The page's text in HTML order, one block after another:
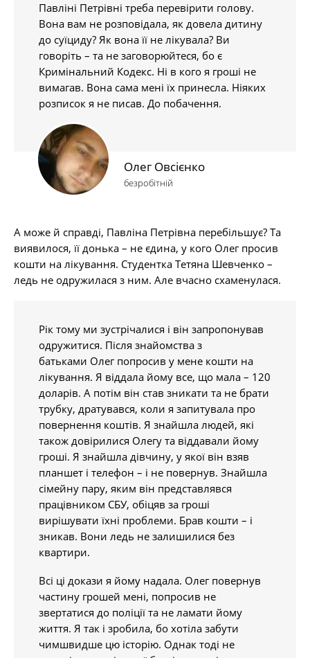
Павліні Петрівні треба перевірити голову.
Вона вам не розповідала, як довела дитину
до суїциду? Як вона її не лікувала? Ви
говоріть – та не заговорюйтеся, бо є
Кримінальний Кодекс. Ні в кого я гроші не
вимагав. Вона сама мені їх принесла. Ніяких
розписок я не писав. До побачення.
Олег Овсієнко
безробітній
А може й справді, Павліна Петрівна перебільшує? Та
виявилося, її донька – не єдина, у кого Олег просив
кошти на лікування. Студентка Тетяна Шевченко –
ледь не одружилася з ним. Але вчасно схаменулася.
Рік тому ми зустрічалися і він запропонував
одружитися. Після знайомства з
батьками Олег попросив у мене кошти на
лікування. Я віддала йому все, що мала – 120
доларів. А потім він став зникати та не брати
трубку, дратувався, коли я запитувала про
повернення коштів. Я знайшла людей, які
також довірилися Олегу та віддавали йому
гроші. Я знайшла дівчину, у якої він взяв
планшет і телефон – і не повернув. Знайшла
сімейну пару, яким він представлявся
працівником СБУ, обіцяв за гроші
вирішувати їхні проблеми. Брав кошти – і
зникав. Вони ледь не залишилися без
квартири.
Всі ці докази я йому надала. Олег повернув
частину грошей мені, попросив не
звертатися до поліції та не ламати йому
життя. Я так і зробила, бо хотіла забути
чимшвидше цю історію. Однак тоді не